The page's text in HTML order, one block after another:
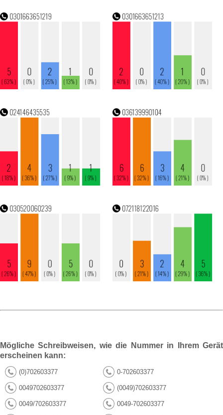
Mögliche Schreibweisen, wie die Nummer in Ihrem Gerät
erscheinen kann:
(0)702603377 0-702603377
0049702603377 (0049)702603377
0049/702603377 0049-702603377